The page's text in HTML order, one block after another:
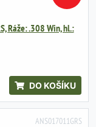
Ráže: .308 Win, hl.:
DO KOŠÍKU
ANS017011GRS